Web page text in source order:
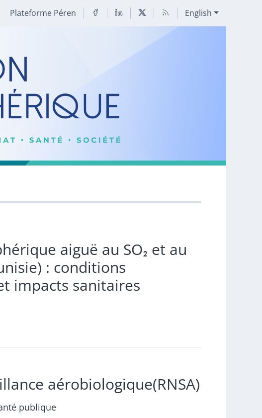
Plateforme Péren English
aiguë au SO₂ et au
: conditions
impacts sanitaires
aérobiologique(RNSA)
publique